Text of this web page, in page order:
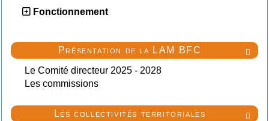
Fonctionnement

Présentation de la LAM BFC
Le Comité directeur 2025 - 2028
Les commissions

Les collectivités territoriales